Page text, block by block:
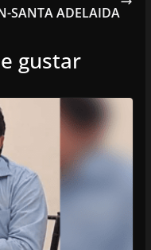
SANTA ADELAIDA
gustar